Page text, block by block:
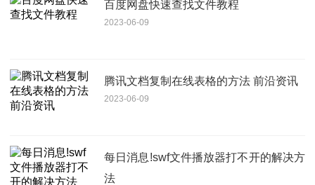
百度网盘快速查找文件教程
2023-06-09
腾讯文档复制在线表格的方法 前沿资讯
2023-06-09
每日消息!swf文件播放器打不开的解决方
法